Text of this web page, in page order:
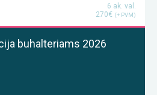
6 ak. val.
270€ (+ PVM)
buhalteriams 2026